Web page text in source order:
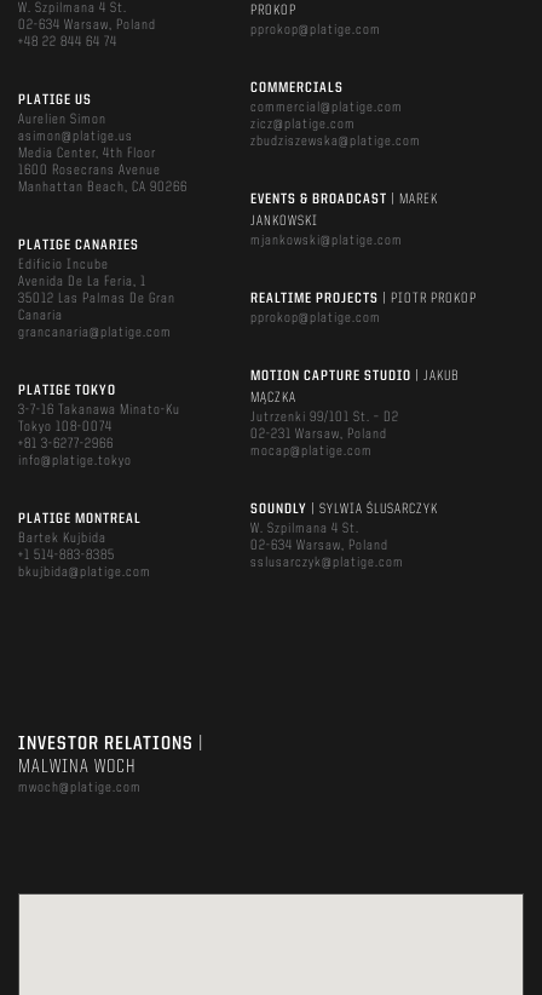
W. Szpilmana 4 St.
02-634 Warsaw, Poland
+48 22 844 64 74
PLATIGE US
Aurelien Simon
asimon@platige.us
Media Center, 4th Floor
1600 Rosecrans Avenue
Manhattan Beach, CA 90266
PLATIGE CANARIES
Edificio Incube
Avenida De La Feria, 1
35012 Las Palmas De Gran
Canaria
grancanaria@platige.com
PLATIGE TOKYO
3-7-16 Takanawa Minato-Ku
Tokyo 108-0074
+81 3-6277-2966
info@platige.tokyo
PLATIGE MONTREAL
Bartek Kujbida
+1 514-883-8385
bkujbida@platige.com
PROKOP
pprokop@platige.com
COMMERCIALS
commercial@platige.com
zicz@platige.com
zbudziszewska@platige.com
EVENTS & BROADCAST
| MAREK
JANKOWSKI
mjankowski@platige.com
REALTIME PROJECTS
| PIOTR PROKOP
pprokop@platige.com
MOTION CAPTURE STUDIO
| JAKUB
MĄCZKA
Jutrzenki 99/101 St. – D2
02-231 Warsaw, Poland
mocap@platige.com
SOUNDLY
| SYLWIA ŚLUSARCZYK
W. Szpilmana 4 St.
02-634 Warsaw, Poland
sslusarczyk@platige.com
INVESTOR RELATIONS
MALWINA WOCH
mwoch@platige.com